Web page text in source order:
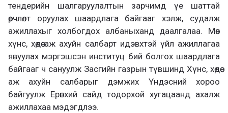
тендерийн шалгаруулалтын зарчимд үе шаттай
өөрчлөлт оруулах шаардлага байгааг хэлж, судалж
ажиллахыг холбогдох албаныханд даалгалаа. Мөн
хүнс, хөдөө аж ахуйн салбарт идэвхтэй үйл ажиллагаа
явуулах мэргэшсэн институц бий болгох шаардлага
байгааг ч сануулж Засгийн газрын түвшинд Хүнс, хөдөө
аж ахуйн салбарыг дэмжих Үндэсний хороо
байгуулж Ерөнхий сайд тодорхой хугацаанд ахалж
ажиллахаа мэдэгдлээ.